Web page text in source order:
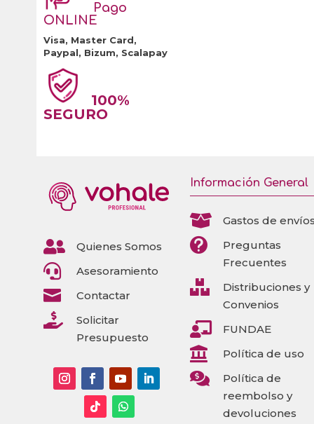
Pago
ONLINE
Visa, Master Card,
Paypal, Bizum, Scalapay
100%
SEGURO
 Quienes Somos
 Asesoramiento
 Contactar

Solicitar
Presupuesto
Información General
 Gastos de

Preguntas
Frecuentes

Distribuciones y
Convenios
 FUNDAE
 Política de uso

Política de
reembolso y
devoluciones